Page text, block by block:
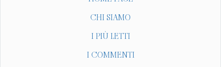
CHI SIAMO
I PIÙ LETTI
I COMMENTI